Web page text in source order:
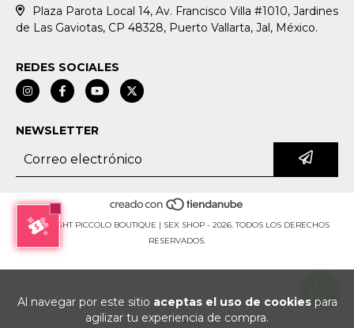
Al navegar por este sitio aceptas el uso de cookiespara
agilizar tu experiencia de compra.
Plaza Parota Local 14, Av. Francisco Villa #1010, Jardines
de Las Gaviotas, CP 48328, Puerto Vallarta, Jal, México.
REDES SOCIALES
NEWSLETTER
COPYRIGHT PICCOLO BOUTIQUE | SEX SHOP - 2026. TODOS LOS DERECHOS
RESERVADOS.